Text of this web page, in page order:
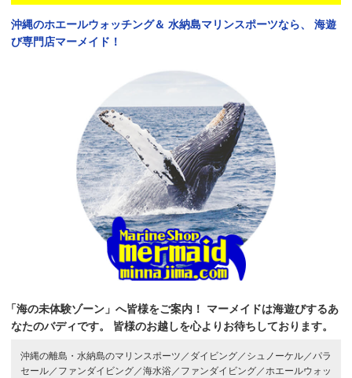
沖縄のホエールウォッチング＆ 水納島マリンスポーツなら、
海遊
び専門店マーメイド！
「海の未体験ゾーン」へ皆様をご案内！
マーメイドは海遊びするあ
なたのバディです。
皆様のお越しを心よりお待ちしております。
沖縄の離島・水納島のマリンスポーツ／ ダイビング／ シュノーケル／パラ
セール／ ファンダイビング／海水浴／ ファンダイビング／ホエールウォッ